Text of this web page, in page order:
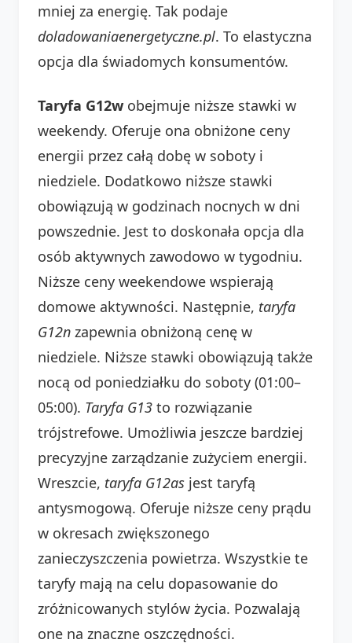
mniej za energię. Tak podaje
doladowaniaenergetyczne.pl. To elastyczna
opcja dla świadomych konsumentów.
Taryfa G12w obejmuje niższe stawki w
weekendy. Oferuje ona obniżone ceny
energii przez całą dobę w soboty i
niedziele. Dodatkowo niższe stawki
obowiązują w godzinach nocnych w dni
powszednie. Jest to doskonała opcja dla
osób aktywnych zawodowo w tygodniu.
Niższe ceny weekendowe wspierają
domowe aktywności. Następnie, taryfa
G12n zapewnia obniżoną cenę w
niedziele. Niższe stawki obowiązują także
nocą od poniedziałku do soboty (01:00–
05:00). Taryfa G13 to rozwiązanie
trójstrefowe. Umożliwia jeszcze bardziej
precyzyjne zarządzanie zużyciem energii.
Wreszcie, taryfa G12as jest taryfą
antysmogową. Oferuje niższe ceny prądu
w okresach zwiększonego
zanieczyszczenia powietrza. Wszystkie te
taryfy mają na celu dopasowanie do
zróżnicowanych stylów życia. Pozwalają
one na znaczne oszczędności.